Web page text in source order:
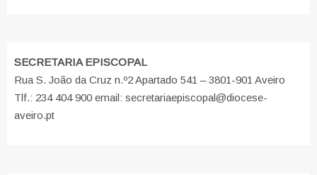
SECRETARIA EPISCOPAL
Rua S. João da Cruz n.º2 Apartado 541 – 3801-901 Aveiro
Tlf.: 234 404 900 email: secretariaepiscopal@diocese-
aveiro.pt